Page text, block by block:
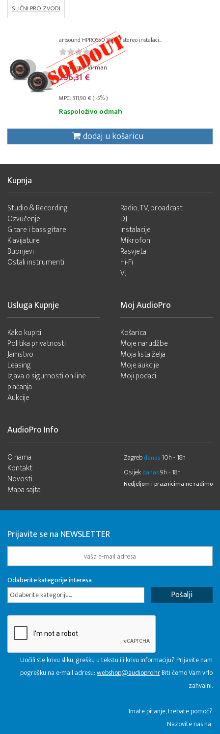
SLIČNI PROIZVODI
artsound HPRO650 White stereo instalaci...
Gotovina / Virman
296,31 €
MPC: 311,90 € ( -5% )
Raspoloživo odmah
dodaj u košaricu
Kupnja
Studio & Recording
Ozvučenje
Gitare i bass gitare
Klavijature
Bubnjevi
Ostali instrumenti
Radio, TV, broadcast
DJ
Instalacije
Mikrofoni
Rasvjeta
Hi-Fi
VJ
Usluga Kupnje
Kako kupiti
Politika privatnosti
Jamstvo
Leasing
Izjava o sigurnosti on-line
plaćanja
Aukcije
Moj AudioPro
Košarica
Moje narudžbe
Moja lista želja
Moje aukcije
Moji podaci
AudioPro Info
O nama
Kontakt
Novosti
Mapa sajta
Zagreb danas 10h - 18h
Osijek danas9h - 18h
Nedjeljom i praznicima ne radimo
Prijavite se na NEWSLETTER
Odaberite kategorije interesa
Odaberite kategoriju...
Uočili ste krivu sliku, grešku u tekstu ili krivu informaciju? Prijavite nam
pogrešku na e-mail adresu:webshop@audiopro.hrBiti ćemo Vam vrlo
zahvalni.
​Imate pitanje, trebate pomoć?
Nazovite nas na: